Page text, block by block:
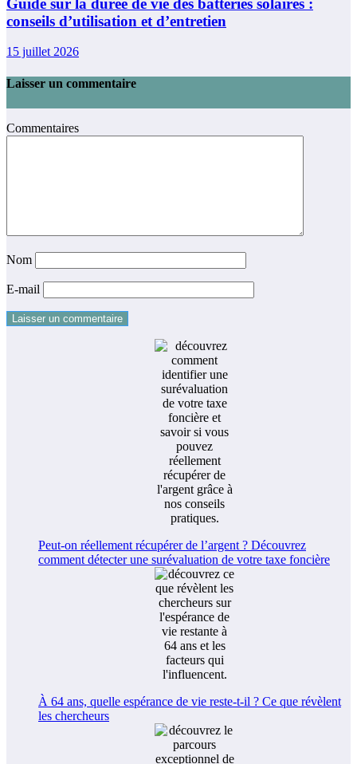
conseils d’utilisation et d’entretien
15 juillet 2026
Laisser un commentaire
Commentaires
Nom
E-mail
Peut-on réellement récupérer de l’argent ? Découvrez
comment détecter une surévaluation de votre taxe foncière
À 64 ans, quelle espérance de vie reste-t-il ? Ce que révèlent
les chercheurs